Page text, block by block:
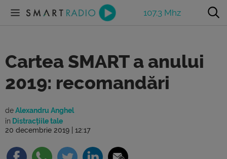
107.3 Mhz
Cartea SMART a anului
2019: recomandări
deAlexandru Anghel
în Distracțiile tale
20 decembrie 2019 | 12:17